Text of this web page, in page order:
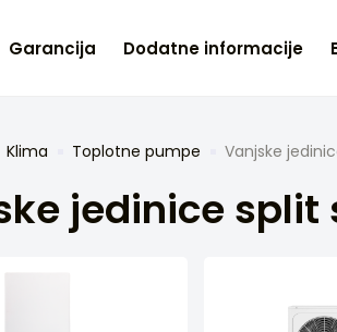
Garancija Dodatne informacije
Klima Toplotne pumpe Vanjske
jedinice split